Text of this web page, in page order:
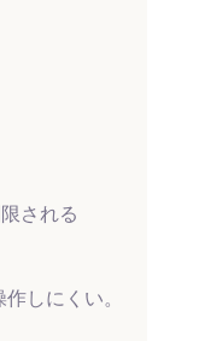
される
しにくい。